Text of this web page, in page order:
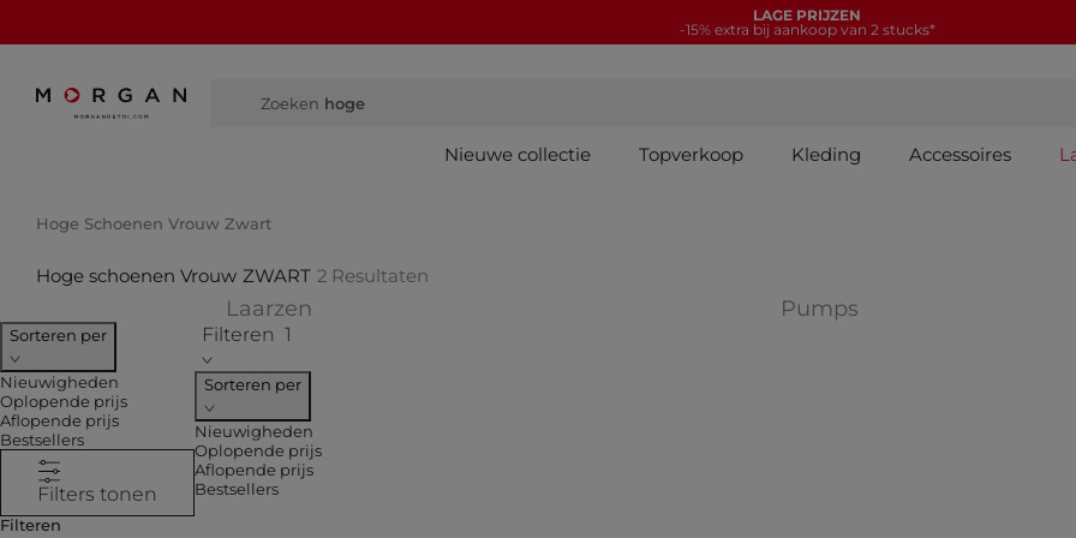
LAGE PRIJZEN
-15% extra bij aankoop van 2 stucks*
Zoeken hoge laarz
Nieuwe collectie Topverkoop Kleding Accessoires
Hoge Schoenen Vrouw Zwart
Hoge schoenen Vrouw ZWART 2 Resultaten
Laarzen PumpsVerfijnen op
Sorteren per
Nieuwigheden
Oplopende prijs
Aflopende prijs
Bestsellers
Filters tonen
Filteren 1
Sorteren per
Nieuwigheden
Oplopende prijs
Aflopende prijs
Bestsellers
Filteren